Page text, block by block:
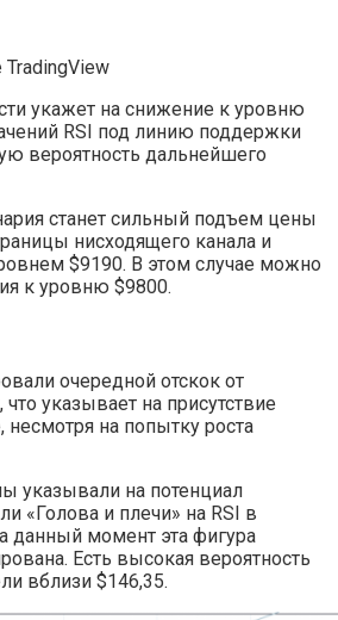
TradingView
укажет на снижение к уровню
RSI под линию поддержки
вероятность дальнейшего
станет сильный подъем цены
нисходящего канала и
$9190. В этом случае можно
к уровню $9800.
очередной отскок от
указывает на присутствие
на попытку роста
указывали на потенциал
«Голова и плечи» на RSI в
данный момент эта фигура
Есть высокая вероятность
вблизи $146,35.